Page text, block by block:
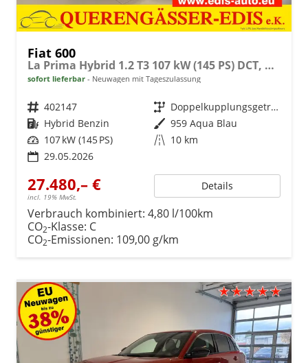
Fiat 600
La Prima Hybrid 1.2 T3 107 kW (145 PS) DCT, Winterpaket, Dolce Vita Paket, Ledersitze Canneloni, Chrom Akzente, Klimaautomatik, Einparkhilfe hinten, LED-Scheinwerfer, Volldigitales Kombiinstrument, Fernlichtassistent, uvm.
sofort lieferbar Neuwagen mit Tageszulassung
Fahrzeugnr. 402147 Getriebe
Doppelkupplungsgetriebe (DSG)
Kraftstoff Hybrid Benzin Außenfarbe 959 Aqua Blau
Leistung 107 kW (145 PS) Kilometerstand 10 km
29.05.2026
27.480,– €
incl. 19% MwSt.
Details
Verbrauch kombiniert: 4,80 l/100km
CO2-Klasse: C
CO2-Emissionen: 109,00 g/km